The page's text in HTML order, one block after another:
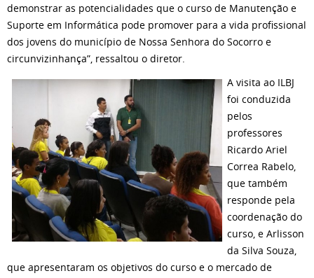
demonstrar as potencialidades que o curso de Manutenção e
Suporte em Informática pode promover para a vida profissional
dos jovens do município de Nossa Senhora do Socorro e
circunvizinhança”, ressaltou o diretor.
A visita ao ILBJ
foi conduzida
pelos
professores
Ricardo Ariel
Correa Rabelo,
que também
responde pela
coordenação do
curso, e Arlisson
da Silva Souza,
que apresentaram os objetivos do curso e o mercado de